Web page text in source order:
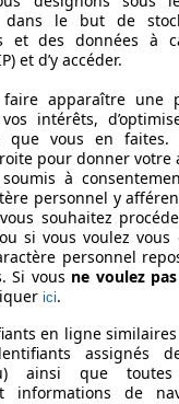
le but de
et des données à
et d’y accéder.
apparaître une
intérêts,
que vous en faites.
pour donner votre
à
personnel y
souhaitez
si vous voulez vous
personnel
Si vous ne voulez
ici.
en ligne
assignés
ainsi que
de